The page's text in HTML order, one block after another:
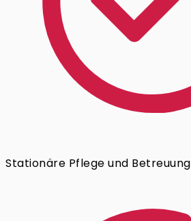
Stationäre Pflege und Betreuung